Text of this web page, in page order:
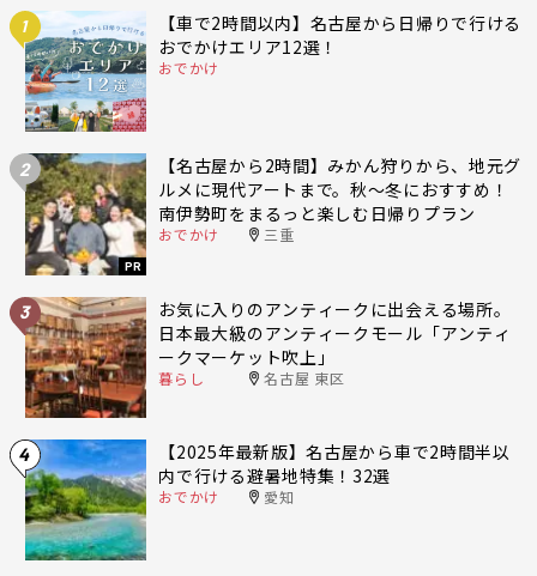
1
【車で2時間以内】名古屋から日帰りで行ける
おでかけエリア12選！
おでかけ
2
PR
【名古屋から2時間】みかん狩りから、地元グ
ルメに現代アートまで。秋〜冬におすすめ！
南伊勢町をまるっと楽しむ日帰りプラン
おでかけ 三重
3
お気に入りのアンティークに出会える場所。
日本最大級のアンティークモール「アンティ
ークマーケット吹上」
暮らし 名古屋 東区
4
【2025年最新版】名古屋から車で2時間半以
内で行ける避暑地特集！32選
おでかけ 愛知